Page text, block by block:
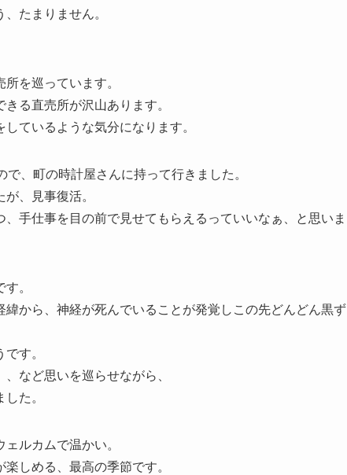
たまりません。
を巡っています。
る直売所が沢山あります。
ているような気分になります。
、町の時計屋さんに持って行きました。
、見事復活。
手仕事を目の前で見せてもらえるっていいなぁ、と思いま
。
から、神経が死んでいることが発覚しこの先どんどん黒ず
す。
など思いを巡らせながら、
た。
ルカムで温かい。
しめる、最高の季節です。